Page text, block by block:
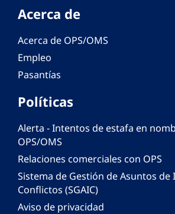
Acerca de
Acerca de OPS/OMS
Empleo
Pasantías
Políticas
Alerta - Intentos de estafa en
OPS/OMS
Relaciones comerciales con OPS
Sistema de Gestión de Asuntos
Conflictos (SGAIC)
Aviso de privacidad